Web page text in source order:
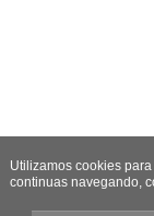
Utilizamos cookies
continuas navegando,